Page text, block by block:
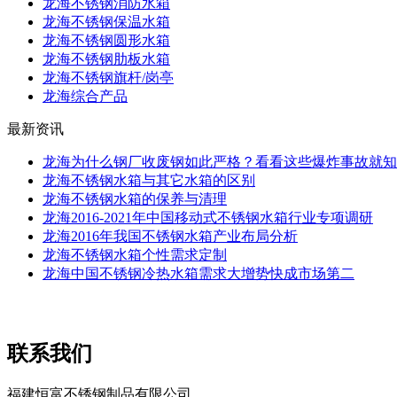
龙海不锈钢消防水箱
龙海不锈钢保温水箱
龙海不锈钢圆形水箱
龙海不锈钢肋板水箱
龙海不锈钢旗杆/岗亭
龙海综合产品
最新资讯
龙海为什么钢厂收废钢如此严格？看看这些爆炸事故就
龙海不锈钢水箱与其它水箱的区别
龙海不锈钢水箱的保养与清理
龙海2016-2021年中国移动式不锈钢水箱行业专项调研
龙海2016年我国不锈钢水箱产业布局分析
龙海不锈钢水箱个性需求定制
龙海中国不锈钢冷热水箱需求大增势快成市场第二
联系我们
福建恒富不锈钢制品有限公司